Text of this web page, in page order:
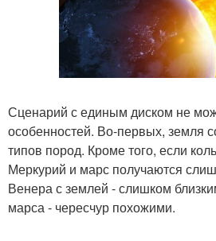
Сценарий с единым диском не
особенностей. Во-первых, земля
типов пород. Кроме того, если
Меркурий и марс получаются
Венера с землей - слишком
марса - чересчур похожими.